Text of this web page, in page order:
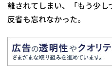
離されてしまい、「もう少し
反省も忘れなかった。